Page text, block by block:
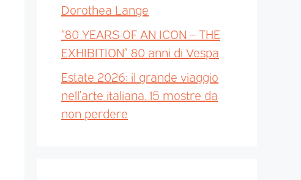
Dorothea Lange
“80 YEARS OF AN ICON – THE
EXHIBITION” 80 anni di Vespa
Estate 2026: il grande viaggio
nell’arte italiana. 15 mostre da
non perdere